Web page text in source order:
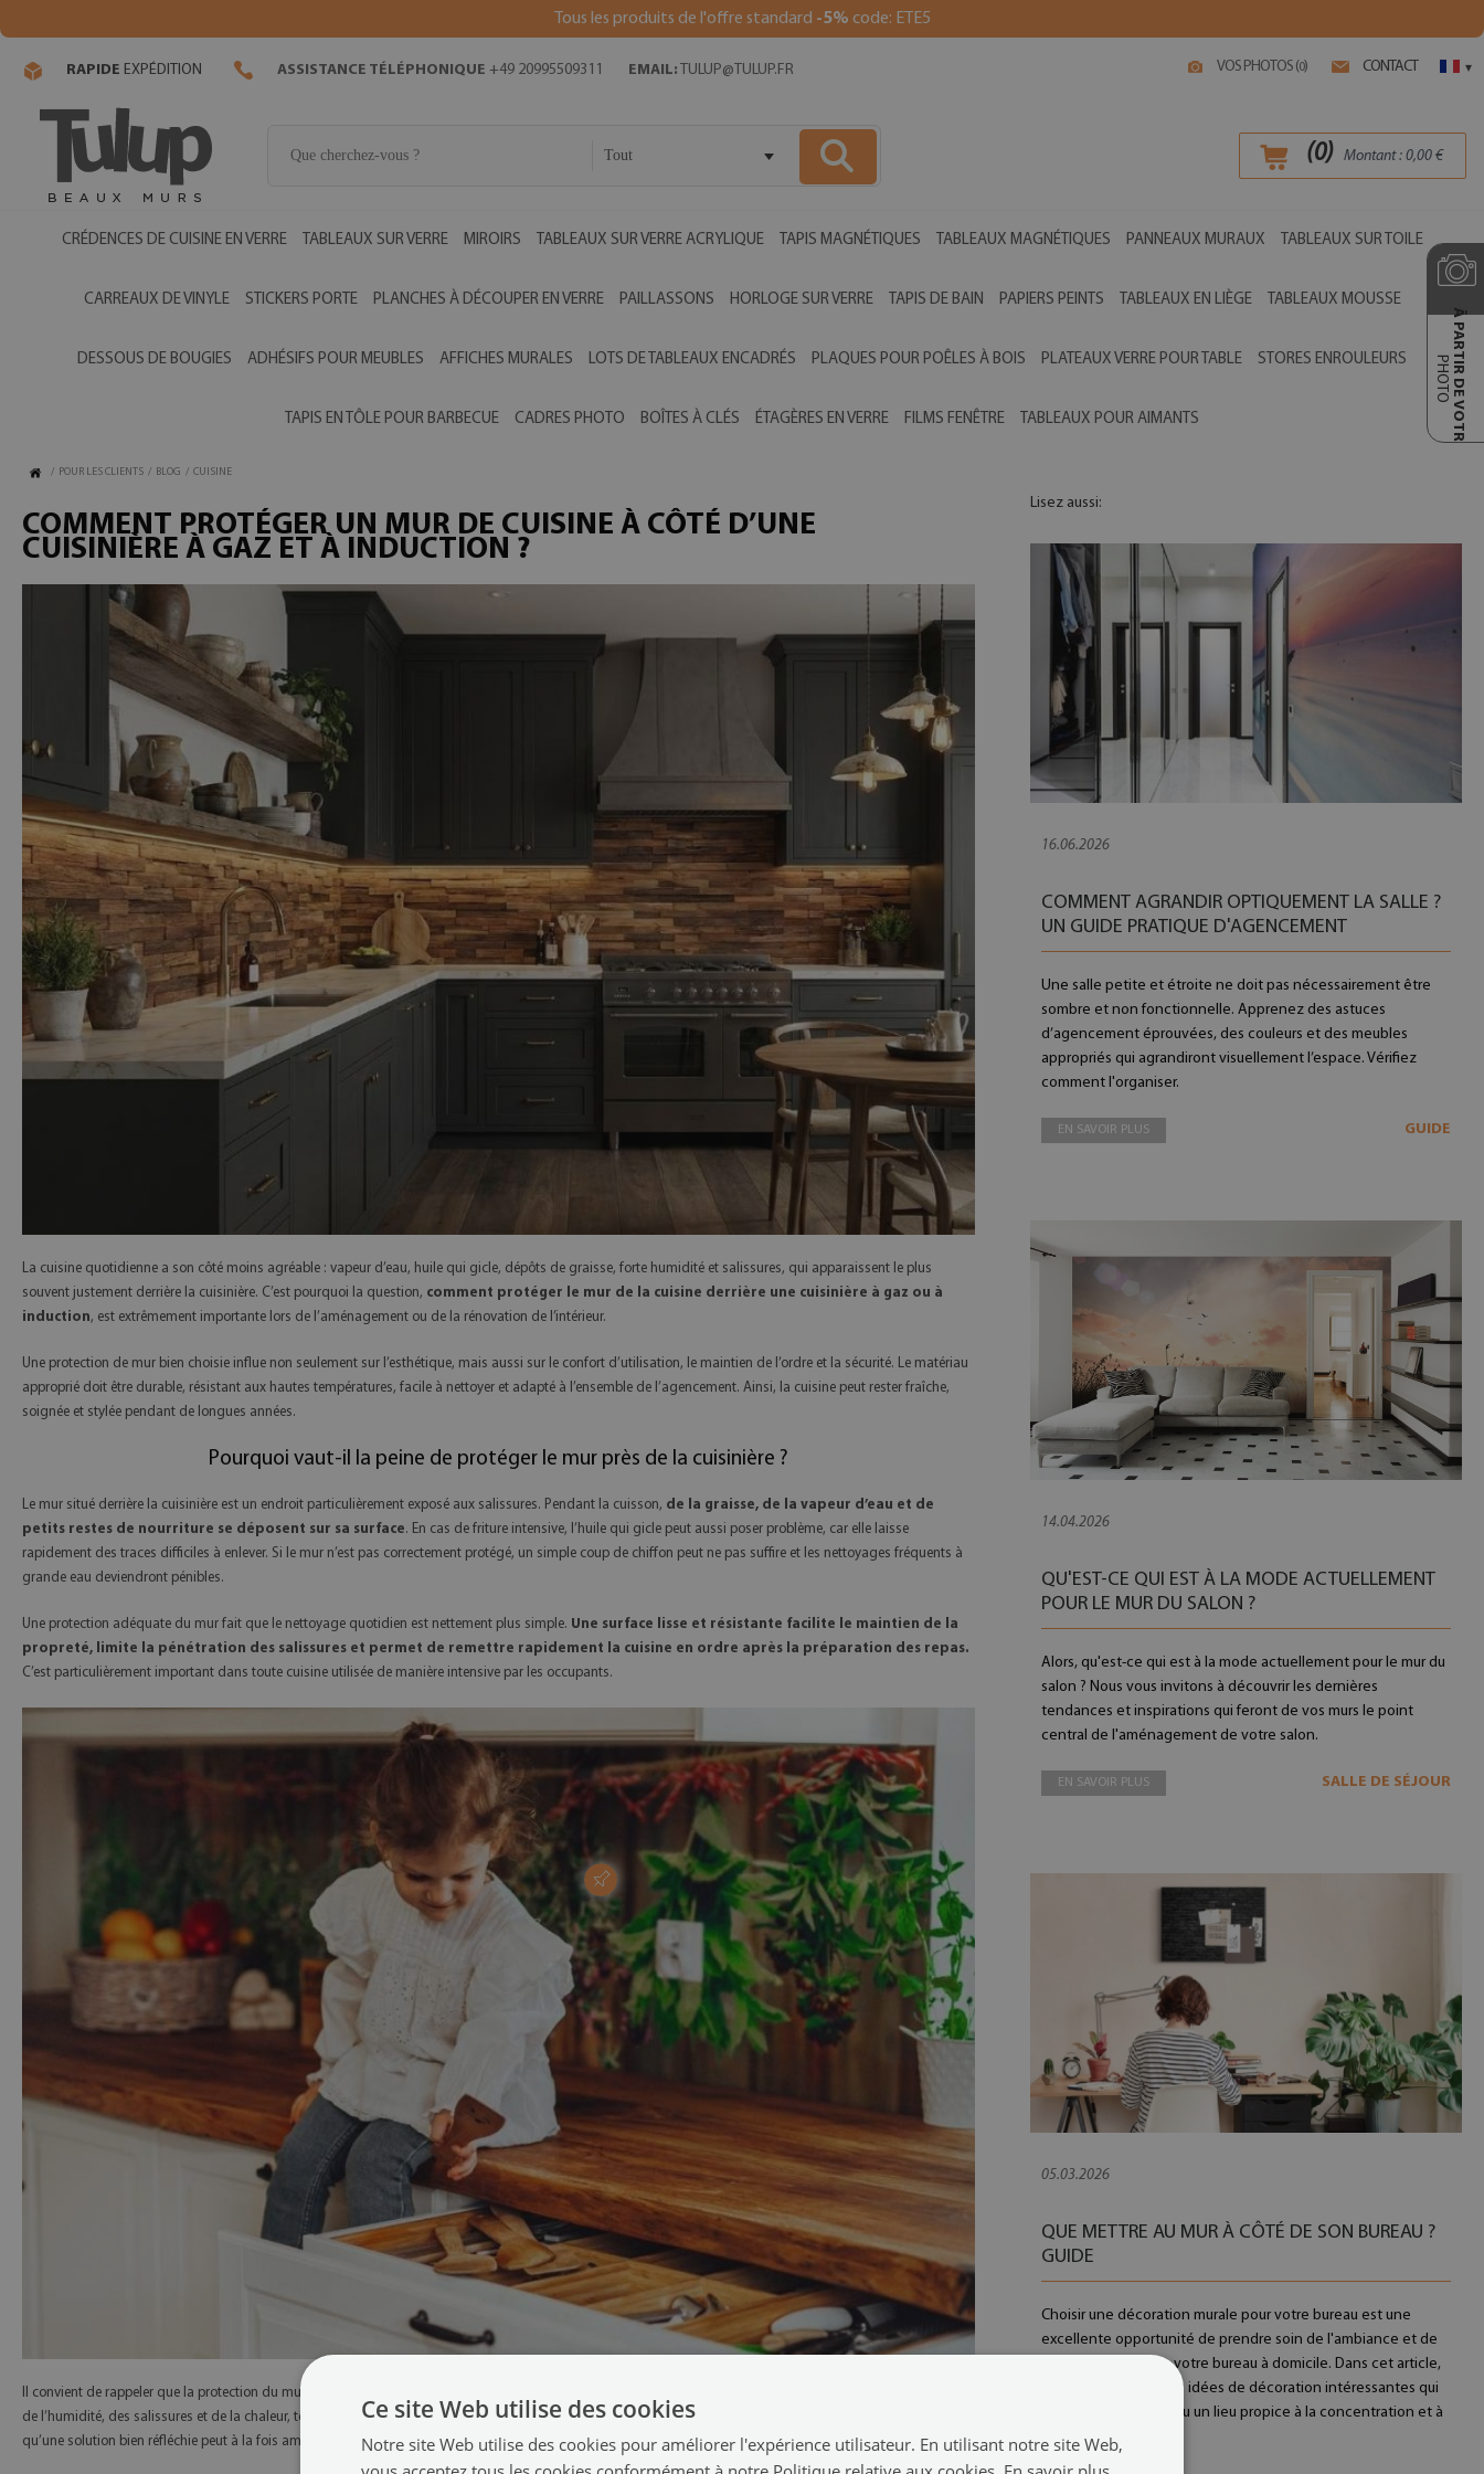
Tous les produits de l'offre standard -5% code: ETE5
VOS PHOTOS (0) CONTACT ▾
RAPIDE EXPÉDITION ASSISTANCE TÉLÉPHONIQUE +49 20995509311 EMAIL: TULUP@TULUP.FR
Tout (0) Montant : 0,00 €
CRÉDENCES DE CUISINE EN VERRE TABLEAUX SUR VERRE MIROIRS TABLEAUX SUR VERRE ACRYLIQUE TAPIS MAGNÉTIQUES TABLEAUX MAGNÉTIQUES PANNEAUX MURAUX TABLEAUX SUR TOILE
CARREAUX DE VINYLE STICKERS PORTE PLANCHES À DÉCOUPER EN VERRE PAILLASSONS HORLOGE SUR VERRE TAPIS DE BAIN PAPIERS PEINTS TABLEAUX EN LIÈGE TABLEAUX MOUSSE
DESSOUS DE BOUGIES ADHÉSIFS POUR MEUBLES AFFICHES MURALES LOTS DE TABLEAUX ENCADRÉS PLAQUES POUR POÊLES À BOIS PLATEAUX VERRE POUR TABLE STORES ENROULEURS
TAPIS EN TÔLE POUR BARBECUE CADRES PHOTO BOÎTES À CLÉS ÉTAGÈRES EN VERRE FILMS FENÊTRE TABLEAUX POUR AIMANTS Ā PARTIR DE VOTRE
PHOTO
/ POUR LES CLIENTS / BLOG / CUISINE
COMMENT PROTÉGER UN MUR DE CUISINE À CÔTÉ D’UNE
CUISINIÈRE À GAZ ET À INDUCTION ?
La cuisine quotidienne a son côté moins agréable : vapeur d’eau, huile qui gicle, dépôts de graisse, forte humidité et salissures, qui apparaissent le plus
souvent justement derrière la cuisinière. C’est pourquoi la question, comment protéger le mur de la cuisine derrière une cuisinière à gaz ou à
induction, est extrêmement importante lors de l’aménagement ou de la rénovation de l’intérieur.
Une protection de mur bien choisie influe non seulement sur l’esthétique, mais aussi sur le confort d’utilisation, le maintien de l’ordre et la sécurité. Le matériau
approprié doit être durable, résistant aux hautes températures, facile à nettoyer et adapté à l’ensemble de l’agencement. Ainsi, la cuisine peut rester fraîche,
soignée et stylée pendant de longues années.
Pourquoi vaut‑il la peine de protéger le mur près de la cuisinière ?
Le mur situé derrière la cuisinière est un endroit particulièrement exposé aux salissures. Pendant la cuisson, de la graisse, de la vapeur d’eau et de
petits restes de nourriture se déposent sur sa surface. En cas de friture intensive, l’huile qui gicle peut aussi poser problème, car elle laisse
rapidement des traces difficiles à enlever. Si le mur n’est pas correctement protégé, un simple coup de chiffon peut ne pas suffire et les nettoyages fréquents à
grande eau deviendront pénibles.
Une protection adéquate du mur fait que le nettoyage quotidien est nettement plus simple. Une surface lisse et résistante facilite le maintien de la
propreté, limite la pénétration des salissures et permet de remettre rapidement la cuisine en ordre après la préparation des repas.
C’est particulièrement important dans toute cuisine utilisée de manière intensive par les occupants.
Il convient de rappeler que la protection du mur influe également sur la fonctionnalité de l’ensemble de la pièce. Des panneaux bien choisis protègent les murs
de l’humidité, des salissures et de la chaleur, tout en soulignant l’aspect des meubles, du plan de travail et de l’électroménager. En pratique, cela signifie
qu’une solution bien réfléchie peut à la fois améliorer le confort de travail et l’esthétique de la cuisine.
Lisez aussi:
16.06.2026
COMMENT AGRANDIR OPTIQUEMENT LA SALLE ?
UN GUIDE PRATIQUE D'AGENCEMENT
Une salle petite et étroite ne doit pas nécessairement être
sombre et non fonctionnelle. Apprenez des astuces
d’agencement éprouvées, des couleurs et des meubles
appropriés qui agrandiront visuellement l’espace. Vérifiez
comment l'organiser.
EN SAVOIR PLUS GUIDE
14.04.2026
QU'EST-CE QUI EST À LA MODE ACTUELLEMENT
POUR LE MUR DU SALON ?
Alors, qu'est-ce qui est à la mode actuellement pour le mur du
salon ? Nous vous invitons à découvrir les dernières
tendances et inspirations qui feront de vos murs le point
central de l'aménagement de votre salon.
EN SAVOIR PLUS SALLE DE SÉJOUR
05.03.2026
QUE METTRE AU MUR À CÔTÉ DE SON BUREAU ?
GUIDE
Choisir une décoration murale pour votre bureau est une
excellente opportunité de prendre soin de l'ambiance et de
la fonctionnalité de votre bureau à domicile. Dans cet article,
nous partagerons des idées de décoration intéressantes qui
feront de votre bureau un lieu propice à la concentration et à
la pensée créative.
Ce site Web utilise des cookies
Notre site Web utilise des cookies pour améliorer l'expérience utilisateur. En utilisant notre site Web,